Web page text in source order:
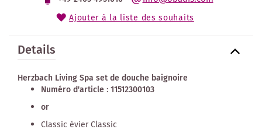
Ajouter à la liste des souhaits
Details
Herzbach Living Spa set de douche baignoire
Numéro d'article:11512300103
or
Classic évier Classic